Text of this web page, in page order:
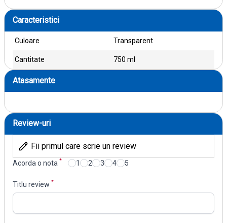
Caracteristici
Culoare Transparent
Cantitate 750 ml
Atasamente
Review-uri
Fii primul care scrie un review
Acorda o nota * 1 2 3 4 5
Titlu review *